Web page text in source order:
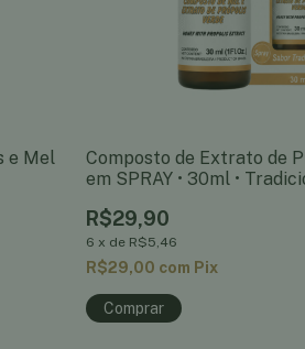
e Mel
Composto de Extrato de
em SPRAY • 30ml •
R$29,90
6 x de R$5,46
R$29,00 com Pix